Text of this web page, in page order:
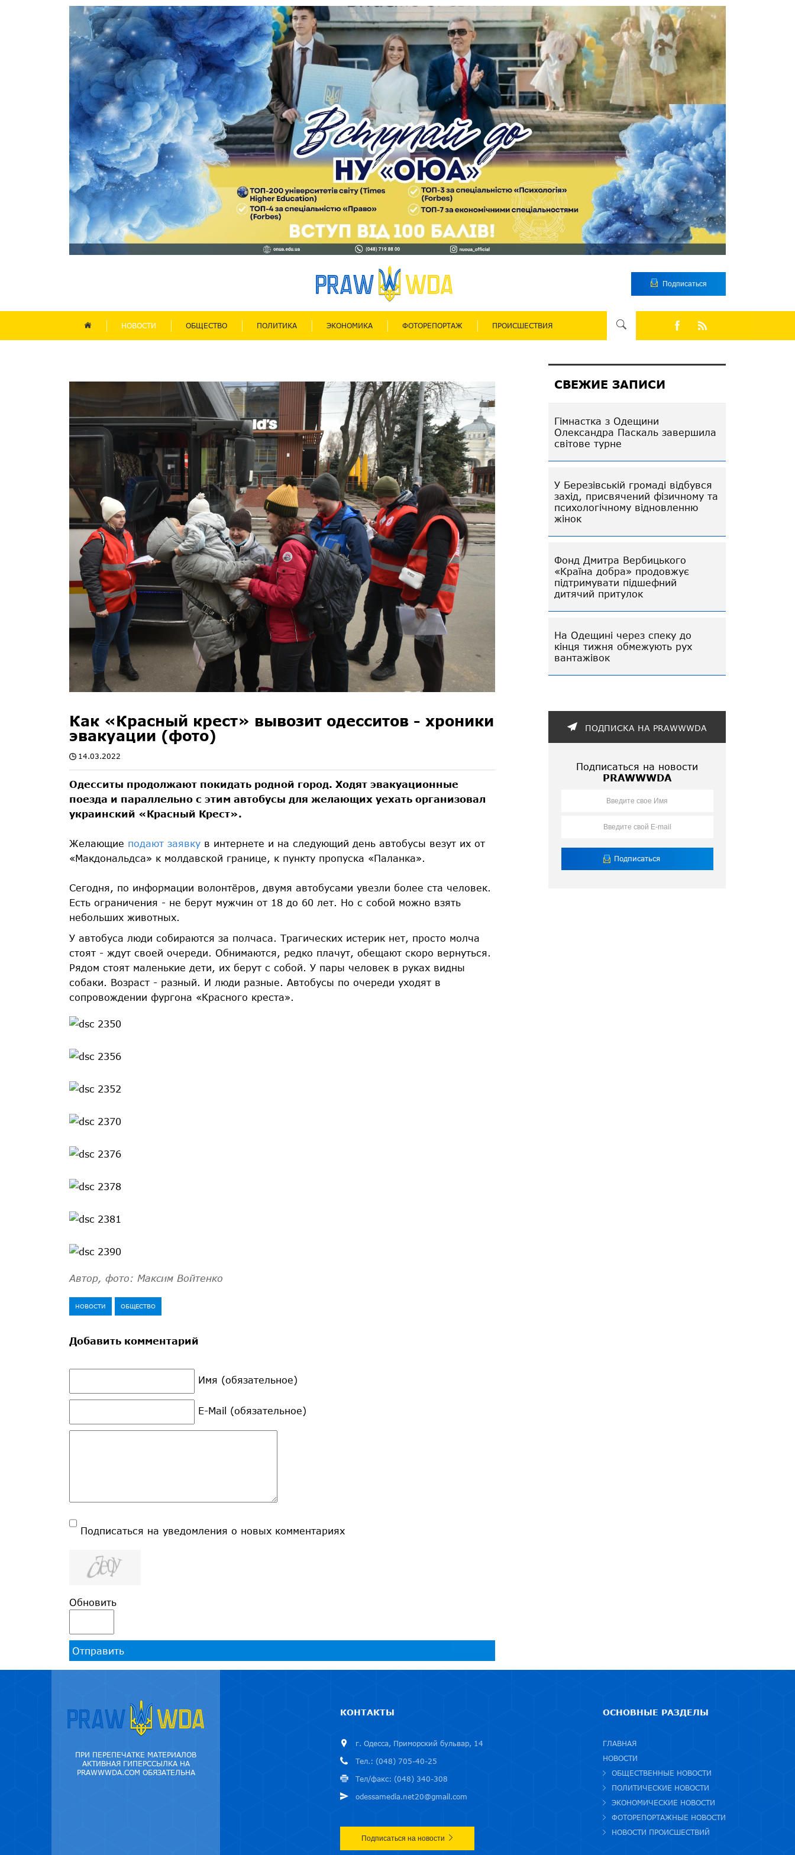
Подписаться
НОВОСТИ ОБЩЕСТВО ПОЛИТИКА ЭКОНОМИКА ФОТОРЕПОРТАЖ ПРОИСШЕСТВИЯ
Как «Красный крест» вывозит одесситов - хроники
эвакуации (фото)
14.03.2022
Одесситы продолжают покидать родной город. Ходят эвакуационные
поезда и параллельно с этим автобусы для желающих уехать организовал
украинский «Красный Крест».
Желающие подают заявку в интернете и на следующий день автобусы везут их от
«Макдональдса» к молдавской границе, к пункту пропуска «Паланка».
Сегодня, по информации волонтёров, двумя автобусами увезли более ста человек.
Есть ограничения - не берут мужчин от 18 до 60 лет. Но с собой можно взять
небольших животных.
У автобуса люди собираются за полчаса. Трагических истерик нет, просто молча
стоят - ждут своей очереди. Обнимаются, редко плачут, обещают скоро вернуться.
Рядом стоят маленькие дети, их берут с собой. У пары человек в руках видны
собаки. Возраст - разный. И люди разные. Автобусы по очереди уходят в
сопровождении фургона «Красного креста».
Автор, фото: Максим Войтенко
НОВОСТИ ОБЩЕСТВО
Добавить комментарий
Имя (обязательное)
E-Mail (обязательное)
Подписаться на уведомления о новых комментариях
Обновить
Отправить
СВЕЖИЕ ЗАПИСИ
Гімнастка з Одещини
Олександра Паскаль завершила
світове турне
У Березівській громаді відбувся
захід, присвячений фізичному та
психологічному відновленню
жінок
Фонд Дмитра Вербицького
«Країна добра» продовжує
підтримувати підшефний
дитячий притулок
На Одещині через спеку до
кінця тижня обмежують рух
вантажівок
ПОДПИСКА НА PRAWWWDA
Подписаться на новости
PRAWWWDA
ПРИ ПЕРЕПЕЧАТКЕ МАТЕРИАЛОВ
АКТИВНАЯ ГИПЕРССЫЛКА НА
PRAWWWDA.COM ОБЯЗАТЕЛЬНА
КОНТАКТЫ
г. Одесса, Приморский бульвар, 14
Тел.: (048) 705-40-25
Тел/факс: (048) 340-308
odessamedia.net20@gmail.com
Подписаться на новости
ОСНОВНЫЕ РАЗДЕЛЫ
ГЛАВНАЯ
НОВОСТИ
ОБЩЕСТВЕННЫЕ НОВОСТИ
ПОЛИТИЧЕСКИЕ НОВОСТИ
ЭКОНОМИЧЕСКИЕ НОВОСТИ
ФОТОРЕПОРТАЖНЫЕ НОВОСТИ
НОВОСТИ ПРОИСШЕСТВИЙ